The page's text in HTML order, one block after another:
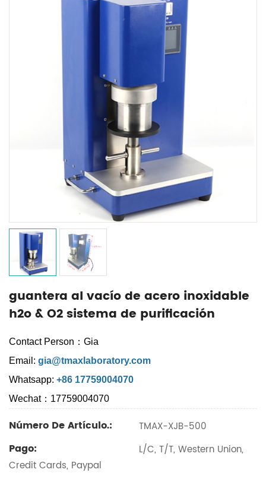
guantera al vacío de acero inoxidable
h2o & O2 sistema de purificación
Contact Person：Gia
Email: gia@tmaxlaboratory.com
Whatsapp: +86 17759004070
Wechat：17759004070
Número De Artículo.: TMAX-XJB-500
Pago:
L/C, T/T, Western Union,
Credit Cards, Paypal